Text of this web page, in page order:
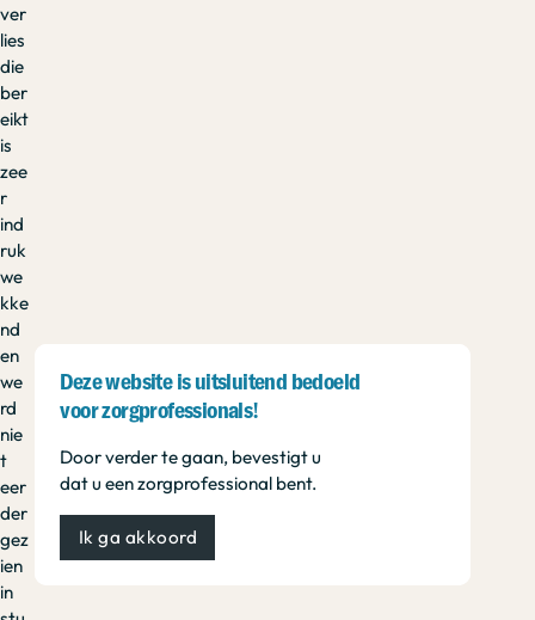
ver
lies
die
ber
eikt
is
zee
r
ind
ruk
we
kke
nd
en
we
rd
nie
t
eer
der
gez
ien
in
Deze website is uitsluitend bedoeld
voor zorgprofessionals!
Door verder te gaan, bevestigt u
dat u een zorgprofessional bent.
Ik ga akkoord